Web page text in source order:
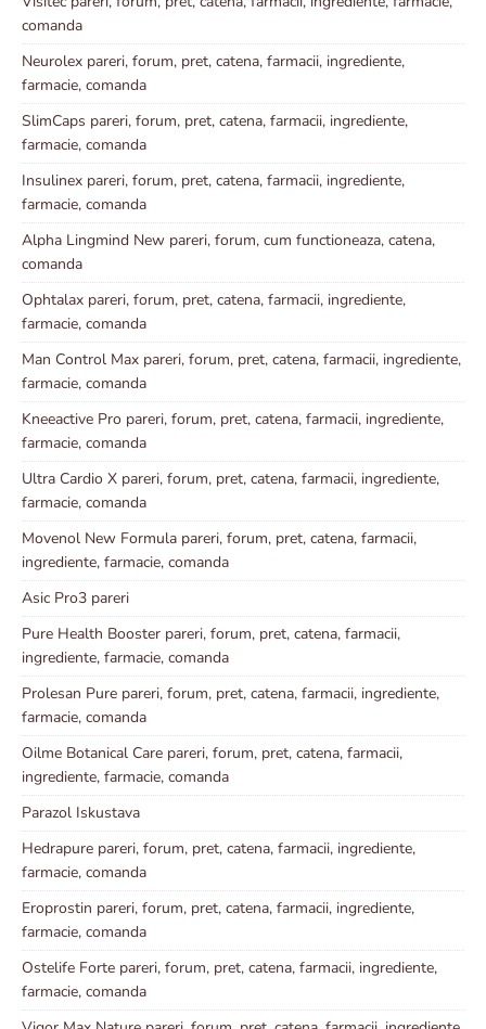
comanda
Neurolex pareri, forum, pret, catena, farmacii, ingrediente,
farmacie, comanda
SlimCaps pareri, forum, pret, catena, farmacii, ingrediente,
farmacie, comanda
Insulinex pareri, forum, pret, catena, farmacii, ingrediente,
farmacie, comanda
Alpha Lingmind New pareri, forum, cum functioneaza, catena,
comanda
Ophtalax pareri, forum, pret, catena, farmacii, ingrediente,
farmacie, comanda
Man Control Max pareri, forum, pret, catena, farmacii, ingrediente,
farmacie, comanda
Kneeactive Pro pareri, forum, pret, catena, farmacii, ingrediente,
farmacie, comanda
Ultra Cardio X pareri, forum, pret, catena, farmacii, ingrediente,
farmacie, comanda
Movenol New Formula pareri, forum, pret, catena, farmacii,
ingrediente, farmacie, comanda
Asic Pro3 pareri
Pure Health Booster pareri, forum, pret, catena, farmacii,
ingrediente, farmacie, comanda
Prolesan Pure pareri, forum, pret, catena, farmacii, ingrediente,
farmacie, comanda
Oilme Botanical Care pareri, forum, pret, catena, farmacii,
ingrediente, farmacie, comanda
Parazol Iskustava
Hedrapure pareri, forum, pret, catena, farmacii, ingrediente,
farmacie, comanda
Eroprostin pareri, forum, pret, catena, farmacii, ingrediente,
farmacie, comanda
Ostelife Forte pareri, forum, pret, catena, farmacii, ingrediente,
farmacie, comanda